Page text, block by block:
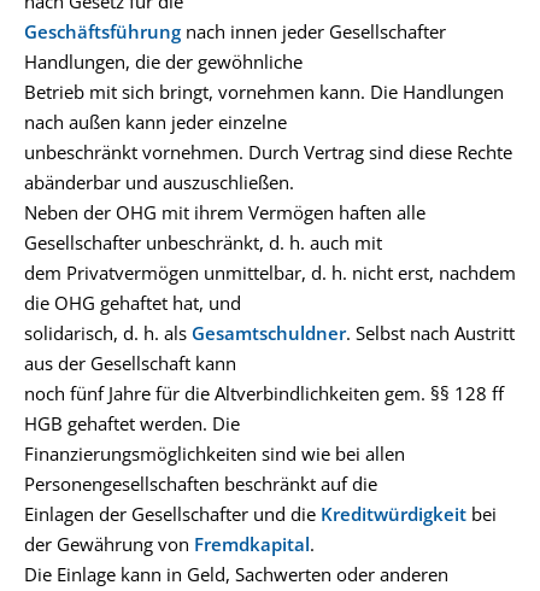
Geschäftsführung nach innen jeder Gesellschafter
Handlungen, die der gewöhnliche
Betrieb mit sich bringt, vornehmen kann. Die Handlungen
nach außen kann jeder einzelne
unbeschränkt vornehmen. Durch Vertrag sind diese Rechte
abänderbar und auszuschließen.
Neben der OHG mit ihrem Vermögen haften alle
Gesellschafter unbeschränkt, d. h. auch mit
dem Privatvermögen unmittelbar, d. h. nicht erst, nachdem
die OHG gehaftet hat, und
solidarisch, d. h. als Gesamtschuldner. Selbst nach Austritt
aus der Gesellschaft kann
noch fünf Jahre für die Altverbindlichkeiten gem. §§ 128 ff
HGB gehaftet werden. Die
Finanzierungsmöglichkeiten sind wie bei allen
Personengesellschaften beschränkt auf die
Einlagen der Gesellschafter und die Kreditwürdigkeit bei
der Gewährung von Fremdkapital.
Die Einlage kann in Geld, Sachwerten oder anderen